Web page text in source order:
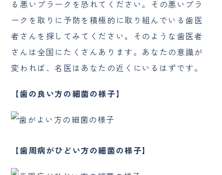
る悪いプラークを恐れてください。その悪いプラ
ークを取りに予防を積極的に取り組んでいる歯医
者さんを探してみてください。そのような歯医者
さんは全国にたくさんあります。あなたの意識が
変われば、名医はあなたの近くにいるはずです。
【歯の良い方の細菌の様子】
【歯周病がひどい方の細菌の様子】